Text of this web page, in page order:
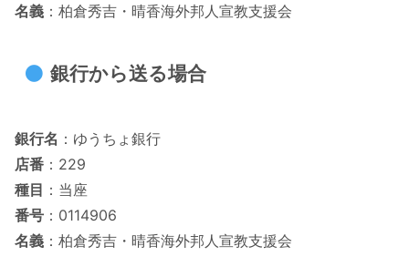
名義 ：柏倉秀吉・晴香海外邦人宣教支援会
銀行から送る場合
銀行名 ：ゆうちょ銀行
店番 ：229
種目 ：当座
番号 ：0114906
名義 ：柏倉秀吉・晴香海外邦人宣教支援会